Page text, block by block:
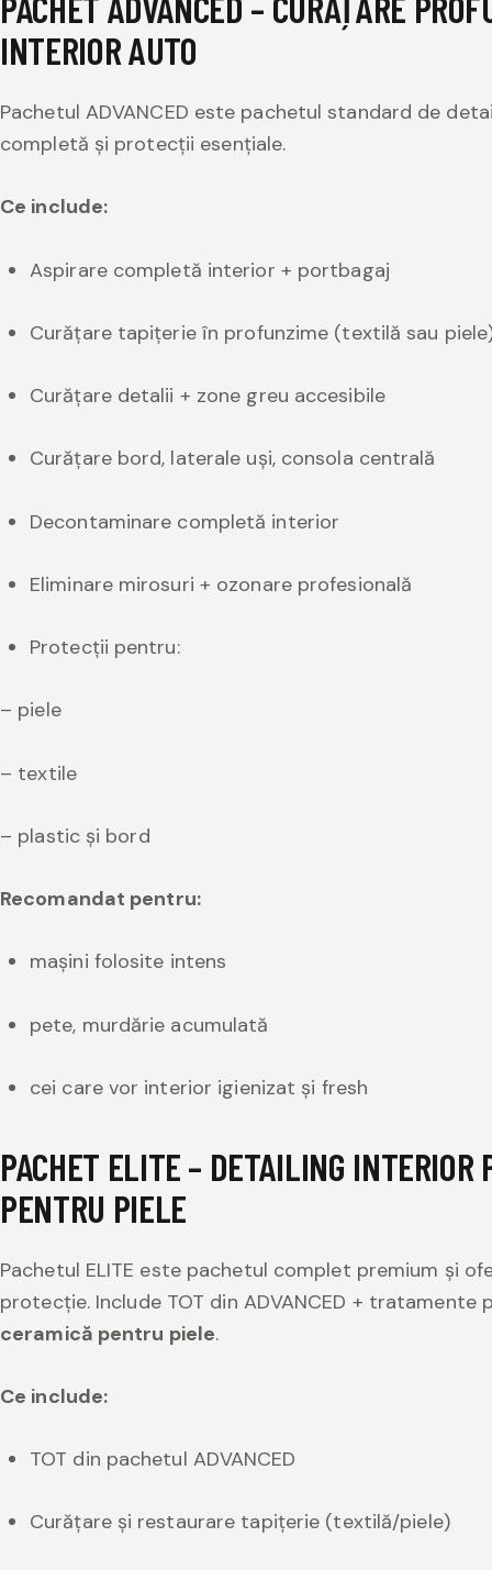
INTERIOR AUTO
Pachetul ADVANCED este pachetul standard de
completă și protecții esențiale.
Ce include:
Aspirare completă interior + portbagaj
Curățare tapițerie în profunzime (textilă sau
Curățare detalii + zone greu accesibile
Curățare bord, laterale uși, consola centrală
Decontaminare completă interior
Eliminare mirosuri + ozonare profesională
Protecții pentru:
– piele
– textile
– plastic și bord
Recomandat pentru:
mașini folosite intens
pete, murdărie acumulată
cei care vor interior igienizat și fresh
PACHET ELITE – DETAILING INTERIOR
PENTRU PIELE
Pachetul ELITE este pachetul complet premium și
protecție. Include TOT din ADVANCED +
ceramică pentru piele.
Ce include:
TOT din pachetul ADVANCED
Curățare și restaurare tapițerie (textilă/piele)